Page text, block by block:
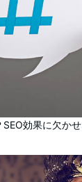
SEO効果に欠か